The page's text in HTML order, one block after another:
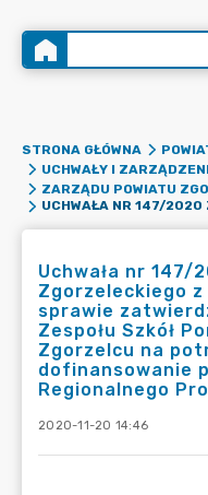
STRONA GŁÓWNA
UCHWAŁY I
ZARZĄDU POWIATU
Uchwała nr 147/
Zgorzeleckiego z
sprawie
Zespołu Szkół
Zgorzelcu na
dofinansowanie
Regionalnego
2020-11-20 14:46